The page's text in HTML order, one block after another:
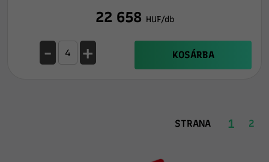
22 658 HUF/db
- + KOSÁRBA
STRANA 1 2